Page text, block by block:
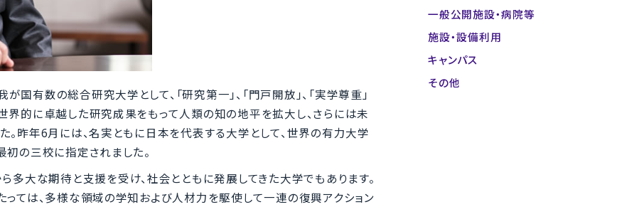
有数の総合研究大学として、「研究第一」、「門戸開放」、「実学尊重」
界的に卓越した研究成果をもって人類の知の地平を拡大し、さらには未
。昨年6月には、名実ともに日本を代表する大学として、世界の有力大学
初の三校に指定されました。
多大な期待と支援を受け、社会とともに発展してきた大学でもあります。
ては、多様な領域の学知および人材力を駆使して一連の復興アクション
一般公開施設・病院等
施設・設備利用
キャンパス
その他